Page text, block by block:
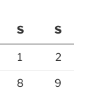
S S
1 2
8 9